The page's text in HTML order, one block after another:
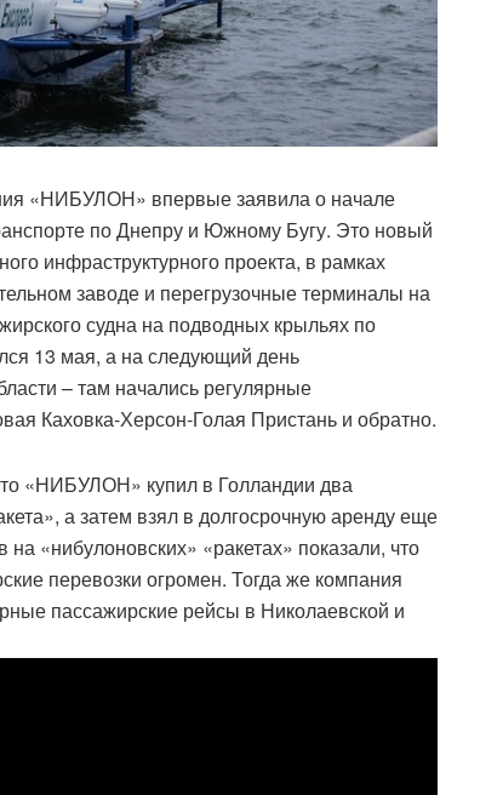
«НИБУЛОН» впервые заявила о начале
по Днепру и Южному Бугу. Это новый
инфраструктурного проекта, в рамках
заводе и перегрузочные терминалы на
судна на подводных крыльях по
13 мая, а на следующий день
– там начались регулярные
Каховка-Херсон-Голая Пристань и обратно.
«НИБУЛОН» купил в Голландии два
а затем взял в долгосрочную аренду еще
«нибулоновских» «ракетах» показали, что
перевозки огромен. Тогда же компания
пассажирские рейсы в Николаевской и